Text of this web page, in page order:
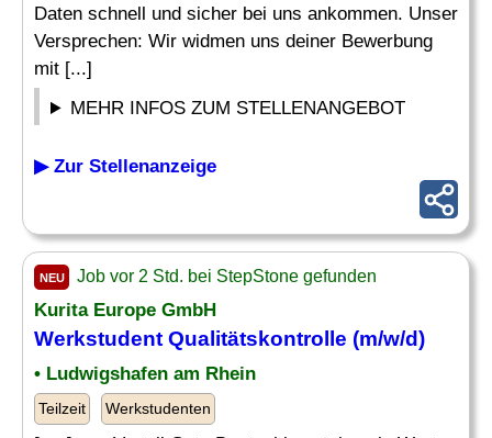
Daten schnell und sicher bei uns ankommen. Unser
Versprechen: Wir widmen uns deiner Bewerbung
mit [...]
MEHR INFOS ZUM STELLENANGEBOT
▶ Zur Stellenanzeige
NEU Job vor 2 Std. bei StepStone gefunden
Kurita Europe GmbH
Werkstudent Qualitätskontrolle (m/w/d)
• Ludwigshafen am Rhein
Teilzeit Werkstudenten